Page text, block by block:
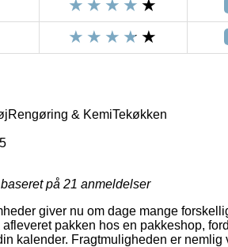
& KemiTekøkken
på 21 anmeldelser
giver nu om dage mange
pakken hos en pakkeshop,
kalender. Fragtmuligheden er